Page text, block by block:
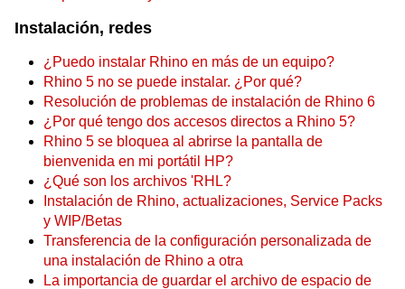
Instalación, redes
¿Puedo instalar Rhino en más de un equipo?
Rhino 5 no se puede instalar. ¿Por qué?
Resolución de problemas de instalación de Rhino 6
¿Por qué tengo dos accesos directos a Rhino 5?
Rhino 5 se bloquea al abrirse la pantalla de
bienvenida en mi portátil HP?
¿Qué son los archivos 'RHL?
Instalación de Rhino, actualizaciones, Service Packs
y WIP/Betas
Transferencia de la configuración personalizada de
una instalación de Rhino a otra
La importancia de guardar el archivo de espacio de